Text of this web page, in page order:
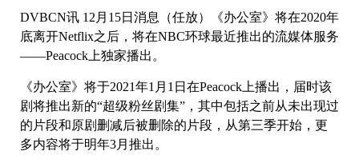
DVBCN讯 12月15日消息（任放）《办公室》将在2020年
底离开Netflix之后，将在NBC环球最近推出的流媒体服务
——Peacock上独家播出。
《办公室》将于2021年1月1日在Peacock上播出，届时该
剧将推出新的“超级粉丝剧集”，其中包括之前从未出现过
的片段和原剧删减后被删除的片段，从第三季开始，更
多内容将于明年3月推出。